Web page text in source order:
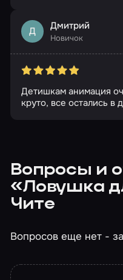
Д Дмитрий
Новичок
Детишкам анимация
круто, все остались в
Вопросы и
«Ловушка
Чите
Вопросов еще нет -